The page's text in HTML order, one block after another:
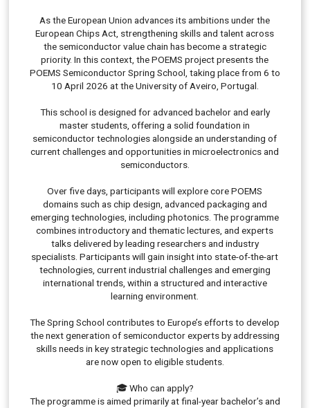
are
open!
As the European Union advances its ambitions under the
European Chips Act, strengthening skills and talent across
the semiconductor value chain has become a strategic
priority. In this context, the POEMS project presents the
POEMS Semiconductor Spring School, taking place from 6 to
10 April 2026 at the University of Aveiro, Portugal.
This school is designed for advanced bachelor and early
master students, offering a solid foundation in
semiconductor technologies alongside an understanding of
current challenges and opportunities in microelectronics and
semiconductors.
Over five days, participants will explore core POEMS
domains such as chip design, advanced packaging and
emerging technologies, including photonics. The programme
combines introductory and thematic lectures, and experts
talks delivered by leading researchers and industry
specialists. Participants will gain insight into state-of-the-art
technologies, current industrial challenges and emerging
international trends, within a structured and interactive
learning environment.
The Spring School contributes to Europe’s efforts to develop
the next generation of semiconductor experts by addressing
skills needs in key strategic technologies and applications
are now open to eligible students.
🎓 Who can apply?
The programme is aimed primarily at final-year bachelor’s and